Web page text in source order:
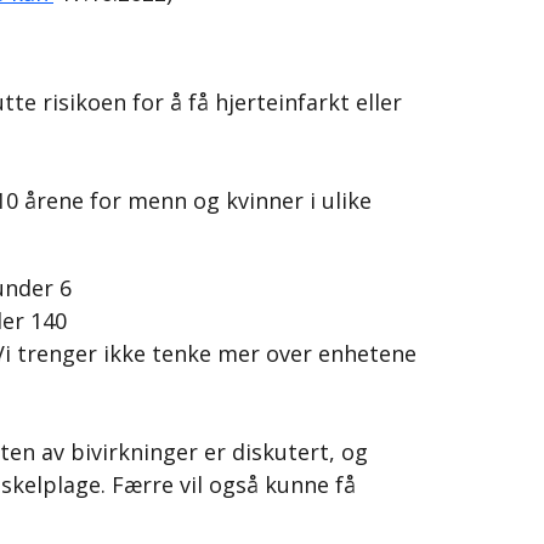
risikoen for å få hjerteinfarkt eller
årene for menn og kvinner i ulike
6
140
trenger ikke tenke mer over enhetene
av bivirkninger er diskutert, og
Færre vil også kunne få